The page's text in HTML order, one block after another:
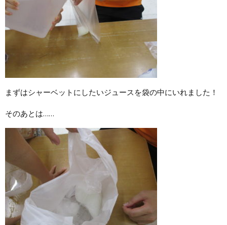
まずはシャーベットにしたいジュースを袋の中にいれました！
そのあとは……